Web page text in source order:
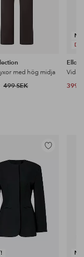
med hög midja
499 SEK
Ellos
399
Lägg
i
favoriter